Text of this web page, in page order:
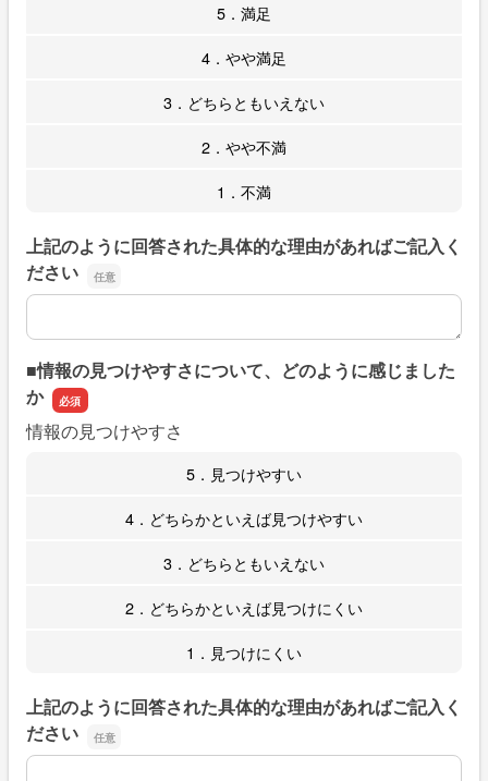
5．満足
4．やや満足
3．どちらともいえない
2．やや不満
1．不満
上記のように回答された具体的な理由があればご記入く
ださい
上記のように回答された具体的な理由があればご記入くだ
■情報の見つけやすさについて、どのように感じました
か
情報の見つけやすさ
5．見つけやすい
4．どちらかといえば見つけやすい
3．どちらともいえない
2．どちらかといえば見つけにくい
1．見つけにくい
上記のように回答された具体的な理由があればご記入く
ださい
上記のように回答された具体的な理由があればご記入くだ